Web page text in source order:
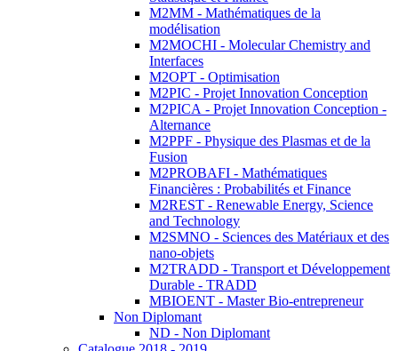
M2MM - Mathématiques de la
modélisation
M2MOCHI - Molecular Chemistry and
Interfaces
M2OPT - Optimisation
M2PIC - Projet Innovation Conception
M2PICA - Projet Innovation Conception -
Alternance
M2PPF - Physique des Plasmas et de la
Fusion
M2PROBAFI - Mathématiques
Financières : Probabilités et Finance
M2REST - Renewable Energy, Science
and Technology
M2SMNO - Sciences des Matériaux et des
nano-objets
M2TRADD - Transport et Développement
Durable - TRADD
MBIOENT - Master Bio-entrepreneur
Non Diplomant
ND - Non Diplomant